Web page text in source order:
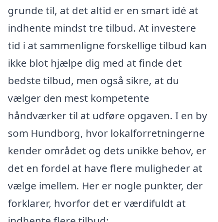
grunde til, at det altid er en smart idé at
indhente mindst tre tilbud. At investere
tid i at sammenligne forskellige tilbud kan
ikke blot hjælpe dig med at finde det
bedste tilbud, men også sikre, at du
vælger den mest kompetente
håndværker til at udføre opgaven. I en by
som Hundborg, hvor lokalforretningerne
kender området og dets unikke behov, er
det en fordel at have flere muligheder at
vælge imellem. Her er nogle punkter, der
forklarer, hvorfor det er værdifuldt at